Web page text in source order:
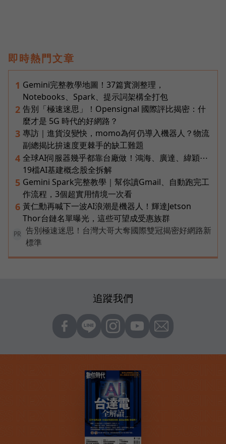
即時熱門文章
1 Gemini完整教學地圖！37篇實測整理，
Notebooks、Spark、提示詞架構全打包
2 告別「極速迷思」！Opensignal 國際評比揭密：什
麼才是 5G 時代的好網路？
3 專訪｜進貨沒變快，momo為何仍導入機器人？物流
副總揭比拚速度更棘手的缺工難題
4 全球AI伺服器幾乎都靠台廠做！鴻海、廣達、緯穎⋯
19檔AI基建概念股全拆解
5 Gemini Spark完整教學｜幫你讀Gmail、自動跑完工
作流程，3個超實用情境一次看
6 黃仁勳再喊下一波AI浪潮是機器人！輝達Jetson
Thor台鏈名單曝光，這些可望成受惠族群
PR
告別極速迷思！台灣大哥大奪國際雙冠揭密好網路新
標準
追蹤我們